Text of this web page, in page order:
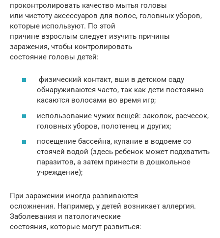
проконтролировать качество мытья головы
или чистоту аксессуаров для волос, головных уборов,
которые используют. По этой
причине взрослым следует изучить причины
заражения, чтобы контролировать
состояние головы детей:
физический контакт, вши в детском саду
обнаруживаются часто, так как дети постоянно
касаются волосами во время игр;
использование чужих вещей: заколок, расчесок,
головных уборов, полотенец и других;
посещение бассейна, купание в водоеме со
стоячей водой (здесь ребенок может подхватить
паразитов, а затем принести в дошкольное
учреждение);
При заражении иногда развиваются
осложнения. Например, у детей возникает аллергия.
Заболевания и патологические
состояния, которые могут развиться: